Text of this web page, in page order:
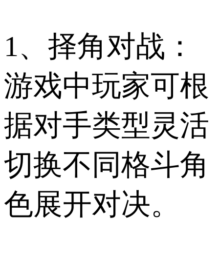
1、择角对战：
游戏中玩家可根
据对手类型灵活
切换不同格斗角
色展开对决。